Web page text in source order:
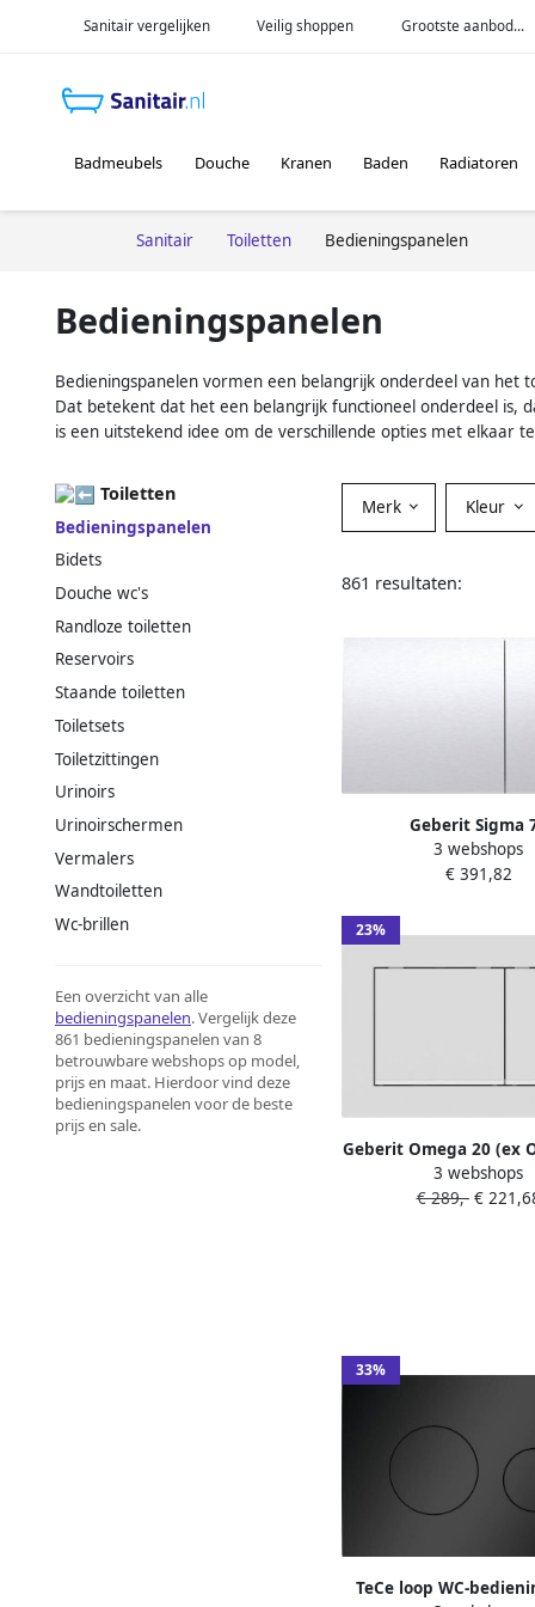
Sanitair vergelijken Veilig shoppen Grootste aanbod...
Badmeubels Douche Kranen Baden Radiatoren
Sanitair Toiletten Bedieningspanelen
Bedieningspanelen
Bedieningspanelen vormen een belangrijk onderdeel van
Dat betekent dat het een belangrijk functioneel onderdeel is,
is een uitstekend idee om de verschillende opties met elkaar
Toiletten
Bedieningspanelen
Bidets
Douche wc's
Randloze toiletten
Reservoirs
Staande toiletten
Toiletsets
Toiletzittingen
Urinoirs
Urinoirschermen
Vermalers
Wandtoiletten
Wc-brillen
Een overzicht van alle
bedieningspanelen. Vergelijk deze
861 bedieningspanelen van 8
betrouwbare webshops op model,
prijs en maat. Hierdoor vind deze
bedieningspanelen voor de beste
prijs en sale.
Merk Kleur
861 resultaten:
Geberit Sigma
bedieningspaneel rvs
reservoirs 8cm
3 webshops
€ 391,82
23%
Geberit Omega 20 (ex
bedieningspaneel
Omega
3 webshops
€ 289,-€
33%
TeCe loop WC-